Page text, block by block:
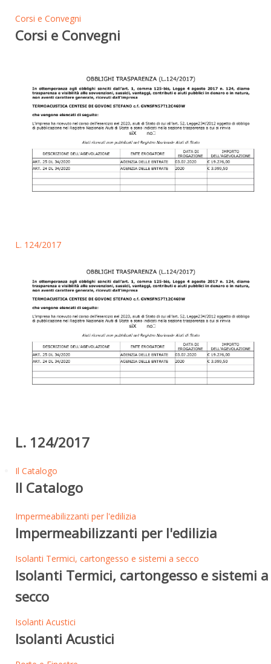
Corsi e Convegni
Corsi e Convegni
L. 124/2017
L. 124/2017
Il Catalogo
Il Catalogo
Impermeabilizzanti per l'edilizia
Impermeabilizzanti per l'edilizia
Isolanti Termici, cartongesso e sistemi a secco
Isolanti Termici, cartongesso e sistemi a
secco
Isolanti Acustici
Isolanti Acustici